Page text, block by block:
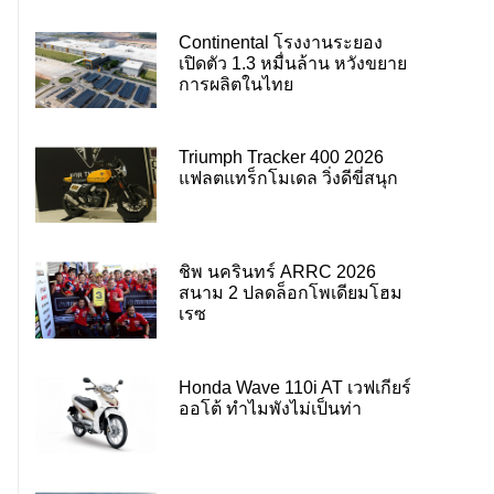
Continental โรงงานระยอง
เปิดตัว 1.3 หมื่นล้าน หวังขยาย
การผลิตในไทย
Triumph Tracker 400 2026
แฟลตแทร็กโมเดล วิ่งดีขี่สนุก
ชิพ นครินทร์ ARRC 2026
สนาม 2 ปลดล็อกโพเดียมโฮม
เรซ
Honda Wave 110i AT เวฟเกียร์
ออโต้ ทำไมพังไม่เป็นท่า